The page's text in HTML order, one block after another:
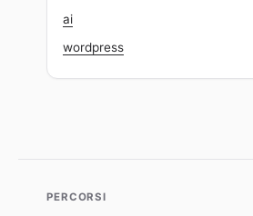
ai
wordpress
PERCORSI